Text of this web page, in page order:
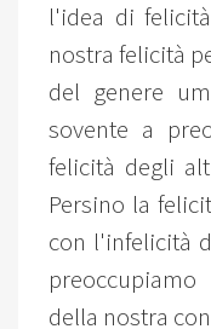
l'idea di
nostra felicità
del genere
sovente a
felicità degli
Persino la
con l'infelicità
della nostra